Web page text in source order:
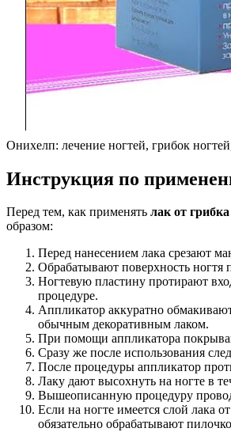
Онихелп: лечение ногтей, грибок
Инструкция по
Перед тем, как применять лак от
образом:
Перед нанесением лака срезают
Обрабатывают поверхность ногтя
Ногтевую пластину протирают
процедуре.
Аппликатор аккуратно
обычным декоративным лаком.
При помощи аппликатора
Сразу же после использования
После процедуры аппликатор
Лаку дают высохнуть на ногте в
Вышеописанную процедуру
Если на ногте имеется слой лака
обязательно обрабатывают